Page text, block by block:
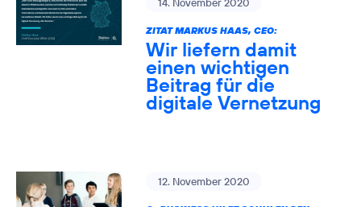
ZITAT MARKUS HAAS, CEO:
Wir liefern damit
einen wichtigen
Beitrag für die
digitale Vernetzung
12. November 2020